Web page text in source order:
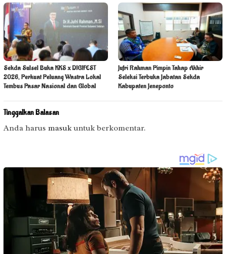
Sekda Sulsel Buka KKS x DIGIFEST
2026, Perkuat Peluang Wastra Lokal
Tembus Pasar Nasional dan Global
Jufri Rahman Pimpin Tahap Akhir
Seleksi Terbuka Jabatan Sekda
Kabupaten Jeneponto
Tinggalkan Balasan
Anda harus masuk untuk berkomentar.